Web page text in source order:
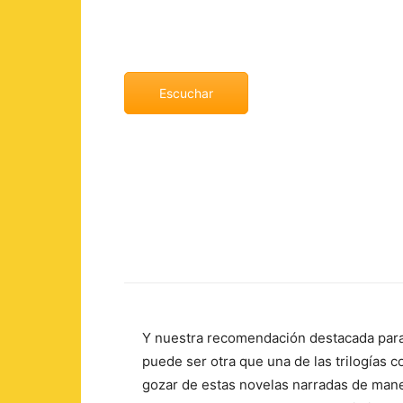
Escuchar
Y nuestra recomendación destacada
puede ser otra que una de las trilogías
gozar de estas novelas narradas de